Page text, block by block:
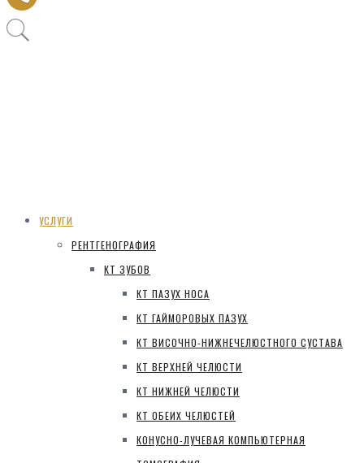
УСЛУГИ
РЕНТГЕНОГРАФИЯ
КТ ЗУБОВ
КТ ПАЗУХ НОСА
КТ ГАЙМОРОВЫХ ПАЗУХ
КТ ВИСОЧНО-НИЖНЕЧЕЛЮСТНОГО СУСТАВА
КТ ВЕРХНЕЙ ЧЕЛЮСТИ
КТ НИЖНЕЙ ЧЕЛЮСТИ
КТ ОБЕИХ ЧЕЛЮСТЕЙ
КОНУСНО-ЛУЧЕВАЯ КОМПЬЮТЕРНАЯ